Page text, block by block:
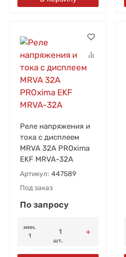
Реле напряжения и
тока с дисплеем
MRVA 32А PROxima
EKF MRVA-32A
Артикул: 447589
Под заказ
По запросу
мин.
1
шт.